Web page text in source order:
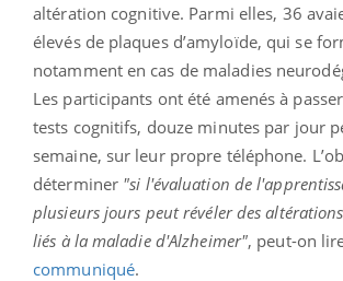
altération cognitive. Parmi elles, 36
élevés de plaques d’amyloïde, qui se
notamment en cas de maladies
Les participants ont été amenés à
tests cognitifs, douze minutes par jour
semaine, sur leur propre téléphone.
déterminer "si l'évaluation de
plusieurs jours peut révéler des
liés à la maladie d'Alzheimer", peut-on
communiqué.